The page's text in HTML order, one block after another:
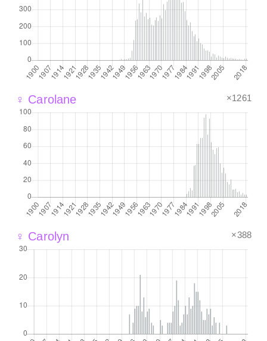
♀ Carolane ×1261
♀ Carolyn ×388